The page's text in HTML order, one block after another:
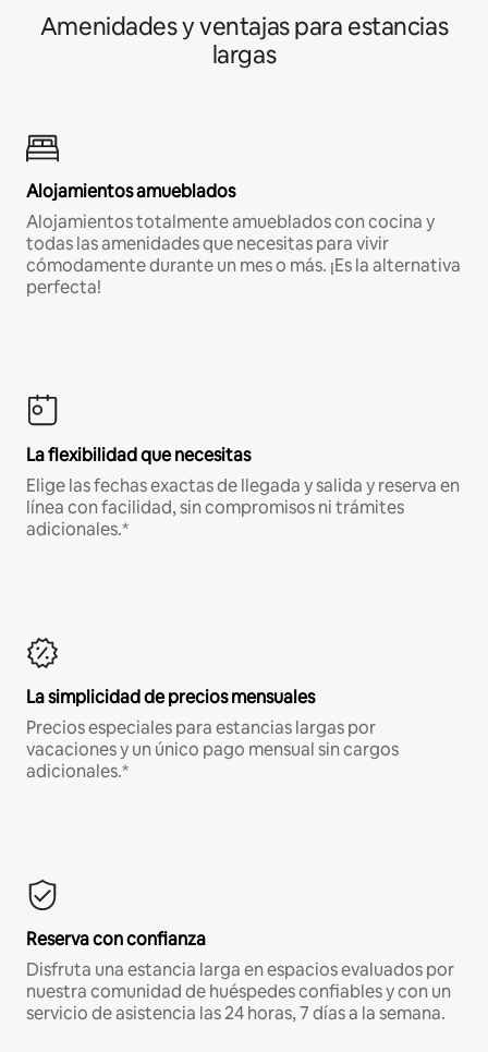
Amenidades y ventajas para estancias
largas
Alojamientos amueblados
Alojamientos totalmente amueblados con cocina y
todas las amenidades que necesitas para vivir
cómodamente durante un mes o más. ¡Es la alternativa
perfecta!
La flexibilidad que necesitas
Elige las fechas exactas de llegada y salida y reserva en
línea con facilidad, sin compromisos ni trámites
adicionales.*
La simplicidad de precios mensuales
Precios especiales para estancias largas por
vacaciones y un único pago mensual sin cargos
adicionales.*
Reserva con confianza
Disfruta una estancia larga en espacios evaluados por
nuestra comunidad de huéspedes confiables y con un
servicio de asistencia las 24 horas, 7 días a la semana.